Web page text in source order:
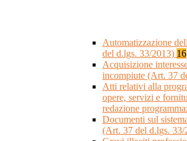
Automatizzazione
del d.lgs. 33/2013) 16
Acquisizione
incompiute (Art. 37
Atti relativi alla
opere, servizi e
redazione
Documenti sul
(Art. 37 del d.lgs. 33/